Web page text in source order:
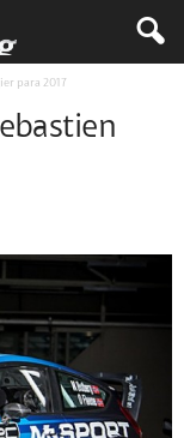
para 2017